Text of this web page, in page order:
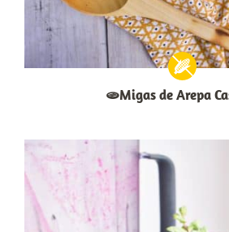
🫓Migas de Arepa